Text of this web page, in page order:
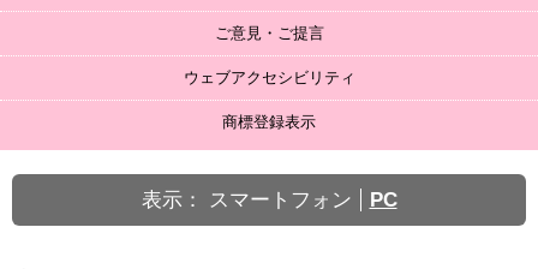
ご意見・ご提言
ウェブアクセシビリティ
商標登録表示
表示： スマートフォン PC